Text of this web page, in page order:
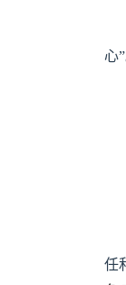
心”
任